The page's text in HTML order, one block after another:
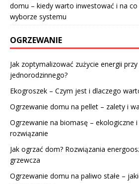
domu – kiedy warto inwestować i na
wyborze systemu
OGRZEWANIE
Jak zoptymalizować zużycie energii
jednorodzinnego?
Ekogroszek – Czym jest i dlaczego
Ogrzewanie domu na pellet – zalety i
Ogrzewanie na biomasę – ekologiczne
rozwiązanie
Jak ogrzać dom? Rozwiązania
grzewcza
Ogrzewanie domu na paliwo stałe –